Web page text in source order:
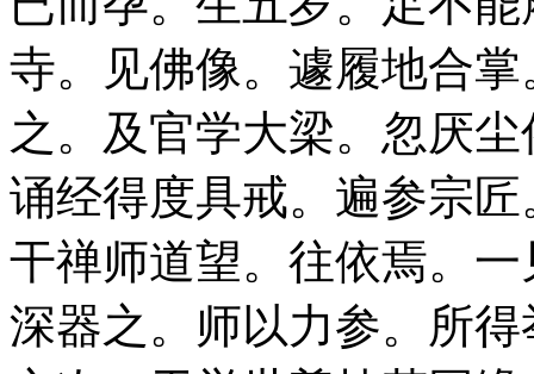
寺。见佛像。遽履地合
之。及官学大梁。忽厌
诵经得度具戒。遍参宗
干禅师道望。往依焉。
深器之。师以力参。所